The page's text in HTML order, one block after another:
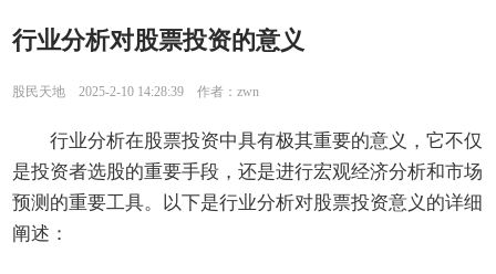
行业分析对股票投资的意义
股民天地 2025-2-10 14:28:39 作者：zwn
行业分析在股票投资中具有极其重要的意义，它不仅
是投资者选股的重要手段，还是进行宏观经济分析和市场
预测的重要工具。以下是行业分析对股票投资意义的详细
阐述：